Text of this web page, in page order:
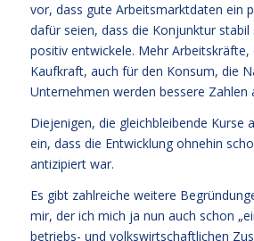
vor, dass gute Arbeitsmarktdaten ein
dafür seien, dass die Konjunktur
positiv entwickele. Mehr
Kaufkraft, auch für den Konsum, die
Unternehmen werden bessere Zahlen
Diejenigen, die gleichbleibende Kurse
ein, dass die Entwicklung ohnehin
antizipiert war.
Es gibt zahlreiche weitere
mir, der ich mich ja nun auch schon
betriebs- und volkswirtschaftlichen